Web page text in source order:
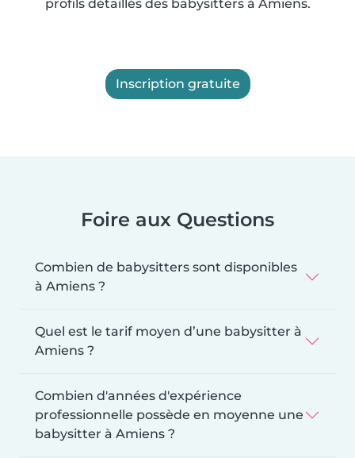
profils détaillés des babysitters à Amiens.
Inscription gratuite
Foire aux Questions
Combien de babysitters sont disponibles
à Amiens ?
Quel est le tarif moyen d’une babysitter à
Amiens ?
Combien d'années d'expérience
professionnelle possède en moyenne une
babysitter à Amiens ?